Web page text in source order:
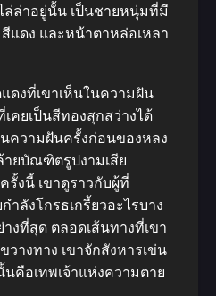
ล่าอยู่นั้น เป็นชายหนุ่มที่มี
แดง และหน้าตาหล่อเหลา
งที่เขาเห็นในความฝัน
คยเป็นสีทองสุกสว่างได้
ความฝันครั้งก่อนของหลง
ยบัณฑิตรูปงามเสีย
รั้งนี้ เขาดูราวกับผู้ที่
ำลังโกรธเกรี้ยวอะไรบาง
งที่สุด ตลอดเส้นทางที่เขา
างทาง เขาจักสังหารเข่น
คือเทพเจ้าแห่งความตาย